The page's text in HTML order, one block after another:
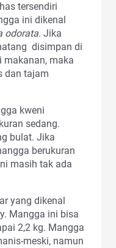
tersendiri
ini dikenal
odorata. Jika
disimpan di
makanan, maka
dan tajam
kweni
sedang.
bulat. Jika
berukuran
masih tak ada
yang dikenal
Mangga ini bisa
2,2 kg. Mangga
meski, namun